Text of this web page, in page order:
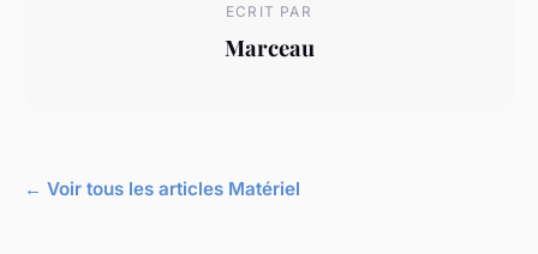
ECRIT PAR
Marceau
← Voir tous les articles Matériel